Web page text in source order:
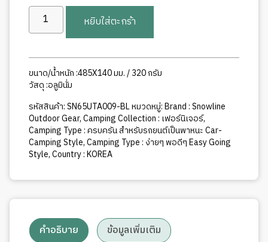
จำนวน
CUBE
CONNER
PLATE
ชิ้น
หยิบใส่ตะกร้า
ขนาด/น้ำหนัก :485X140 มม. / 320 กรัม
วัสดุ :อลูมินั่ม
รหัสสินค้า:SN65UTA009-BLหมวดหมู่:Brand : Snowline
Outdoor Gear,Camping Collection : เฟอร์นิเจอร์,
Camping Type : ครบครัน สำหรับรถยนต์เป็นพาหนะ Car-
Camping Style,Camping Type : ง่ายๆ พอดีๆ Easy Going
Style,Country : KOREA
คำอธิบาย ข้อมูลเพิ่มเติม